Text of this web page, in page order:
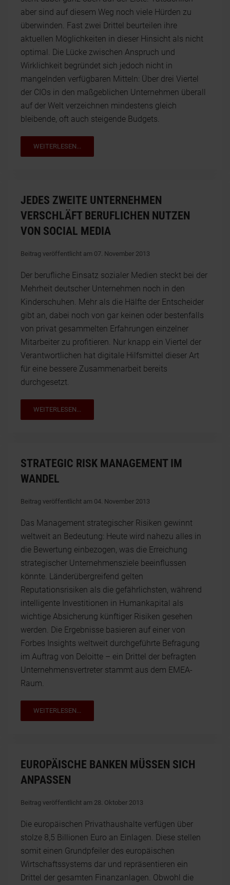
aber sind auf diesem Weg noch viele Hürden zu
überwinden. Fast zwei Drittel beurteilen ihre
aktuellen Möglichkeiten in dieser Hinsicht als nicht
optimal. Die Lücke zwischen Anspruch und
Wirklichkeit begründet sich jedoch nicht in
mangelnden verfügbaren Mitteln: Über drei Viertel
der CIOs in den maßgeblichen Unternehmen überall
auf der Welt verzeichnen mindestens gleich
bleibende, oft auch steigende Budgets.
WEITERLESEN...
JEDES ZWEITE UNTERNEHMEN
VERSCHLÄFT BERUFLICHEN NUTZEN
VON SOCIAL MEDIA
Beitrag veröffentlicht am 07. November 2013
Der berufliche Einsatz sozialer Medien steckt bei der
Mehrheit deutscher Unternehmen noch in den
Kinderschuhen. Mehr als die Hälfte der Entscheider
gibt an, dabei noch von gar keinen oder bestenfalls
von privat gesammelten Erfahrungen einzelner
Mitarbeiter zu profitieren. Nur knapp ein Viertel der
Verantwortlichen hat digitale Hilfsmittel dieser Art
für eine bessere Zusammenarbeit bereits
durchgesetzt.
WEITERLESEN...
STRATEGIC RISK MANAGEMENT IM
WANDEL
Beitrag veröffentlicht am 04. November 2013
Das Management strategischer Risiken gewinnt
weltweit an Bedeutung: Heute wird nahezu alles in
die Bewertung einbezogen, was die Erreichung
strategischer Unternehmensziele beeinflussen
könnte. Länderübergreifend gelten
Reputationsrisiken als die gefährlichsten, während
intelligente Investitionen in Humankapital als
wichtige Absicherung künftiger Risiken gesehen
werden. Die Ergebnisse basieren auf einer von
Forbes Insights weltweit durchgeführte Befragung
im Auftrag von Deloitte – ein Drittel der befragten
Unternehmensvertreter stammt aus dem EMEA-
Raum.
WEITERLESEN...
EUROPÄISCHE BANKEN MÜSSEN SICH
ANPASSEN
Beitrag veröffentlicht am 28. Oktober 2013
Die europäischen Privathaushalte verfügen über
stolze 8,5 Billionen Euro an Einlagen. Diese stellen
somit einen Grundpfeiler des europäischen
Wirtschaftssystems dar und repräsentieren ein
Drittel der gesamten Finanzanlagen. Obwohl die